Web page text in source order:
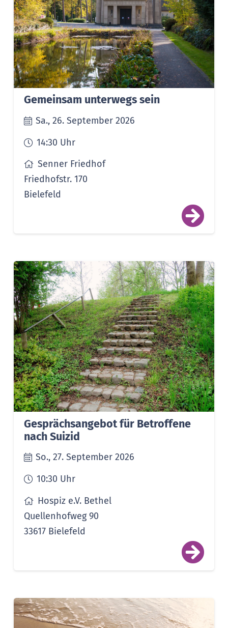
Gemeinsam unterwegs sein
Sa., 26. September 2026
14:30 Uhr
Senner Friedhof
Friedhofstr. 170
Bielefeld
Gesprächsangebot für Betroffene
nach Suizid
So., 27. September 2026
10:30 Uhr
Hospiz e.V. Bethel
Quellenhofweg 90
33617 Bielefeld